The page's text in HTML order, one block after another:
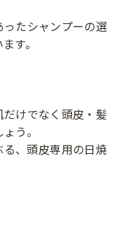
たシャンプーの選
す。
けでなく頭皮・髪
う。
、頭皮専用の日焼